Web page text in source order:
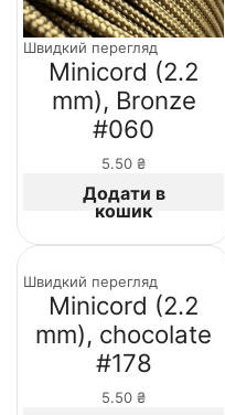
Швидкий перегляд
Minicord (2.2
mm), Bronze
#060
5.50 ₴
Додати в
кошик
Швидкий перегляд
Minicord (2.2
mm), chocolate
#178
5.50 ₴